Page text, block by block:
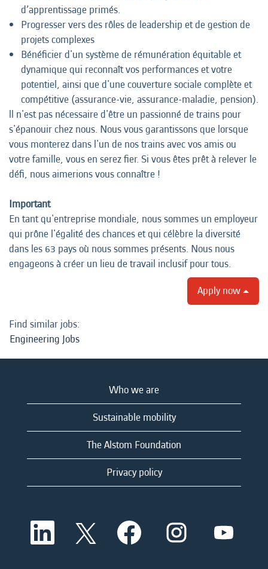
d’apprentissage primés.
Progresser vers des rôles de leadership et de gestion de
projets complexes
Bénéficier d'un système de rémunération équitable et
dynamique qui reconnaît vos performances et votre
potentiel, ainsi que d'une couverture sociale complète et
compétitive (assurance-vie, assurance-maladie, pension).
ll n'est pas nécessaire d'être un passionné de trains pour
s'épanouir chez nous. Nous vous garantissons que lorsque
vous monterez dans l'un de nos trains avec vos amis ou
votre famille, vous en serez fier. Si vous êtes prêt à relever le
défi, nous aimerions vous connaître !
Important
En tant qu'entreprise mondiale, nous sommes un employeur
qui prône l'égalité des chances et qui célèbre la diversité
dans les 63 pays où nous sommes présents. Nous nous
engageons à créer un lieu de travail inclusif pour tous.
Apply now
Find similar jobs:
Engineering Jobs
Who we are
Sustainable mobility
The Alstom Foundation
Privacy policy
O
e
O
p
e
O
p
e
O
p
O